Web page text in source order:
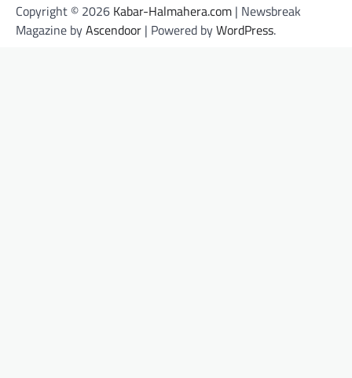
Copyright © 2026 Kabar-Halmahera.com | Newsbreak
Magazine byAscendoor | Powered byWordPress.